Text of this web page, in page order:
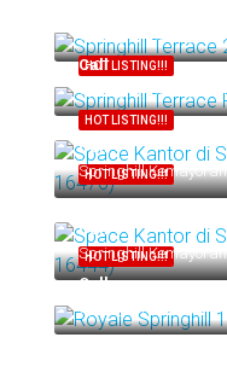
HOT LISTING!!!
Springhill Kemayoran
HOT LISTING!!!
Call
HOT LISTING!!!
Call
Springhill Kemayoran
HOT LISTING!!!
Call
Springhill Kemayoran
Call